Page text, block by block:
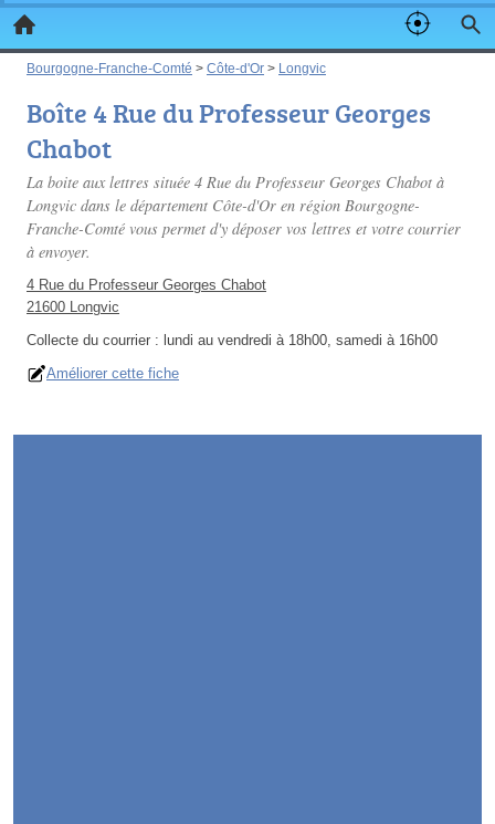
Bourgogne-Franche-Comté > Côte-d'Or > Longvic
Boîte 4 Rue du Professeur Georges
Chabot
La boite aux lettres située 4 Rue du Professeur Georges Chabot à
Longvic dans le département Côte-d'Or en région Bourgogne-
Franche-Comté vous permet d'y déposer vos lettres et votre courrier
à envoyer.
4 Rue du Professeur Georges Chabot
21600 Longvic
Collecte du courrier : lundi au vendredi à 18h00, samedi à 16h00
Améliorer cette fiche